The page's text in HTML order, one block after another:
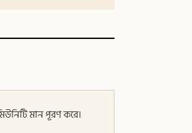
মান পূরণ করে।